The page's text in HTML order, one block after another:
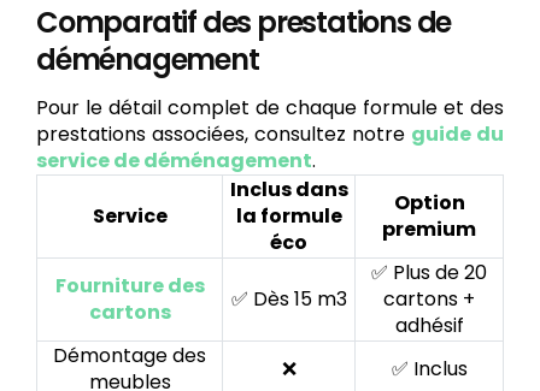
Comparatif des prestations de
déménagement
Pour le détail complet de chaque formule et des
prestations associées, consultez notre guide du
service de déménagement.
Service
Inclus dans
la formule
éco
Option
premium
Fourniture des
cartons
✅ Dès 15 m3
✅ Plus de 20
cartons +
adhésif
Démontage des
meubles
❌
✅ Inclus